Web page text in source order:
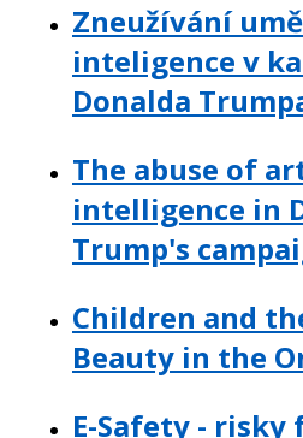
Zneužívání
inteligence v
Donalda
The abuse of
intelligence in
Trump's
Children and
Beauty in the
E-Safety - risky